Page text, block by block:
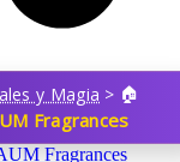
y Magia >
Fragrances